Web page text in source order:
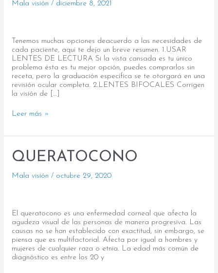
Mala visión / diciembre 8, 2021
Tenemos muchas opciones deacuerdo a las necesidades de
cada paciente, aquí te dejo un breve resumen. 1.USAR
LENTES DE LECTURA Si la vista cansada es tu único
problema ésta es tu mejor opción, puedes comprarlos sin
receta, pero la graduación específica se te otorgará en una
revisión ocular completa. 2.LENTES BIFOCALES Corrigen
la visión de […]
vista
Leer más »
QUERATOCONO
Mala visión / octubre 29, 2020
El queratocono es una enfermedad corneal que afecta la
agudeza visual de las personas de manera progresiva. Las
causas no se han establecido con exactitud, sin embargo, se
piensa que es multifactorial. Afecta por igual a hombres y
mujeres de cualquier raza o etnia. La edad más común de
diagnóstico es entre los 20 y
QUERATOCONO